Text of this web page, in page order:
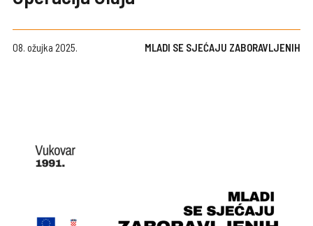
08. ožujka 2025. MLADI SE SJEĆAJU ZABORAVLJENIH